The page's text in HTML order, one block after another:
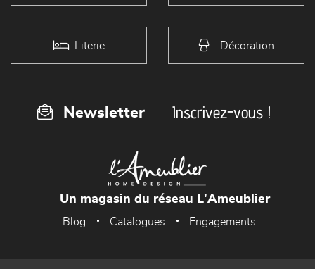
Literie Décoration
Newsletter Inscrivez-vous !
Un magasin du réseau L'Ameublier
Blog Catalogues Engagements